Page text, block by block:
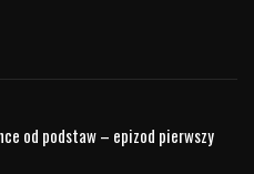
od podstaw – epizod pierwszy